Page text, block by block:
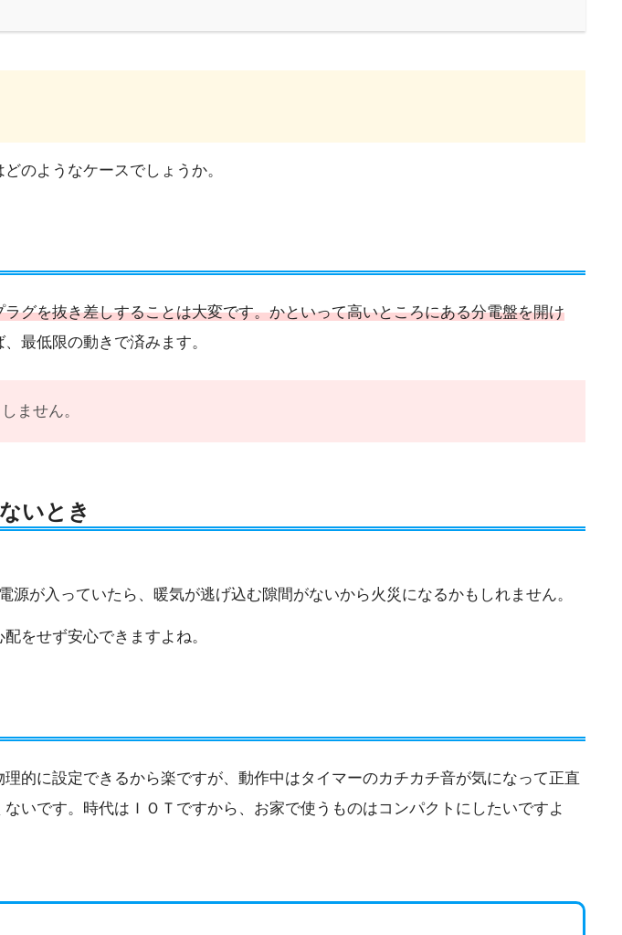
のようなケースでしょうか。
ラグを抜き差しすることは大変です。かといって高いところにある分電盤を開け
最低限の動きで済みます。
ません。
いとき
源が入っていたら、暖気が逃げ込む隙間がないから火災になるかもしれません。
をせず安心できますよね。
理的に設定できるから楽ですが、動作中はタイマーのカチカチ音が気になって正直
いです。時代はＩＯＴですから、お家で使うものはコンパクトにしたいですよ